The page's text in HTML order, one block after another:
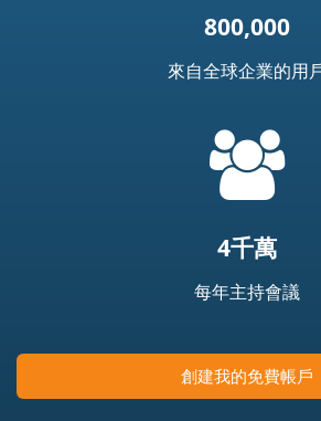
800,000
來自全球企業的用
4千萬
每年主持會議
創建我的免費帳戶